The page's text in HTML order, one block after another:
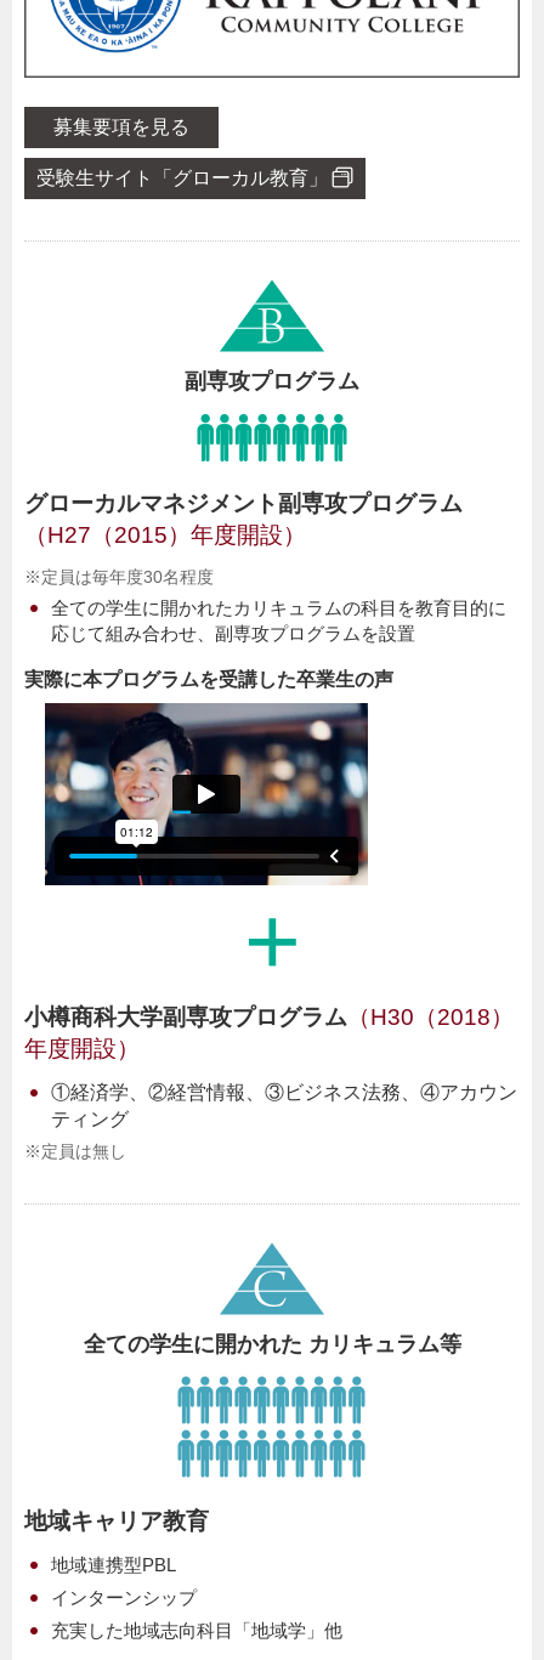
募集要項を見る
受験生サイト「グローカル教育」
副専攻プログラム
グローカルマネジメント副専攻プログラム
（H27（2015）年度開設）
※定員は毎年度30名程度
全ての学生に開かれたカリキュラムの科目を教育目的に
応じて組み合わせ、副専攻プログラムを設置
実際に本プログラムを受講した卒業生の声
+
小樽商科大学副専攻プログラム （H30（2018）
年度開設）
①経済学、②経営情報、③ビジネス法務、④アカウン
ティング
※定員は無し
全ての学生に開かれた カリキュラム等
地域キャリア教育
地域連携型PBL
インターンシップ
充実した地域志向科目「地域学」他